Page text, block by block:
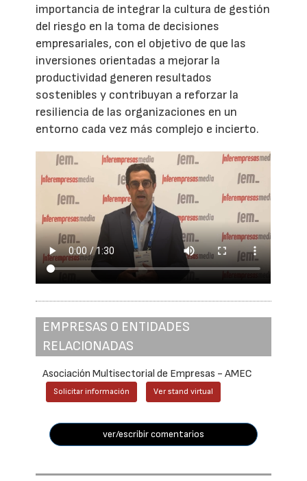
importancia de integrar la cultura de gestión
del riesgo en la toma de decisiones
empresariales, con el objetivo de que las
inversiones orientadas a mejorar la
productividad generen resultados
sostenibles y contribuyan a reforzar la
resiliencia de las organizaciones en un
entorno cada vez más complejo e incierto.
EMPRESAS O ENTIDADES
RELACIONADAS
Asociación Multisectorial de Empresas - AMEC
Solicitar información Ver stand virtual
ver/escribir comentarios